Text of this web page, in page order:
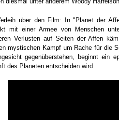
über den Film: In "Planet der
mit einer Armee von Menschen
Verlusten auf Seiten der Affen
mystischen Kampf um Rache für die
gegenüberstehen, beginnt ein
des Planeten entscheiden wird.